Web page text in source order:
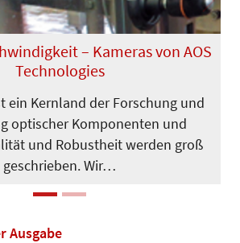
– Kameras von AOS
Technologies
ein Kernland der For­schung und
optischer Komponenten und
und Robustheit werden groß
geschrieben. Wir…
Next
Ausgabe